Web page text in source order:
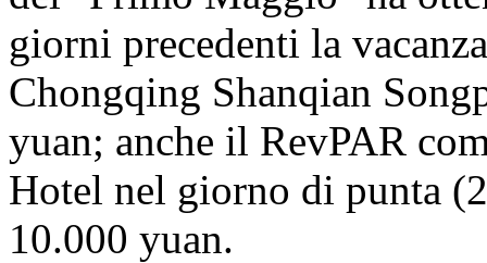
giorni precedenti la
Chongqing Shanqian
yuan; anche il RevPAR
Hotel nel giorno di punta
10.000 yuan.